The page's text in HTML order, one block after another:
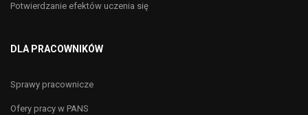
Potwierdzanie efektów uczenia się
DLA PRACOWNIKÓW
Sprawy pracownicze
Ofery pracy w PANS